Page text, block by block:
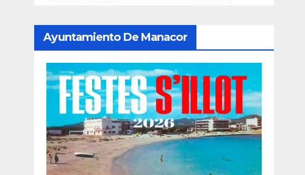
Ayuntamiento De Manacor